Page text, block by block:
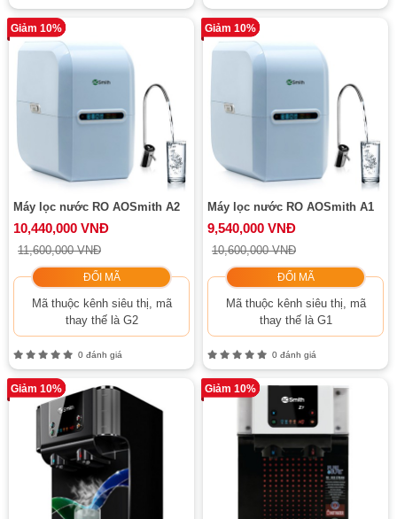
Giảm 10%
Máy lọc nước RO AOSmith A2
10,440,000 VNĐ
11,600,000 VNĐ
ĐỔI MÃ
Mã thuộc kênh siêu thị, mã
thay thế là G2
0 đánh giá
Giảm 10%
Máy lọc nước RO AOSmith A1
9,540,000 VNĐ
10,600,000 VNĐ
ĐỔI MÃ
Mã thuộc kênh siêu thị, mã
thay thế là G1
0 đánh giá
Giảm 10% Giảm 10%